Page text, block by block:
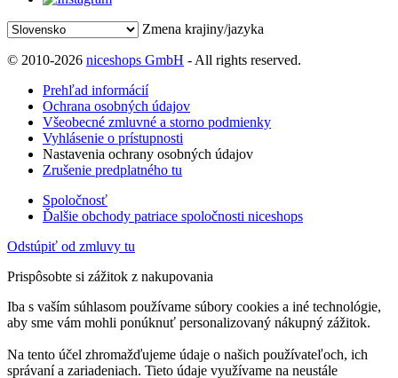
Zmena krajiny/jazyka
© 2010-2026 niceshops GmbH - All rights reserved.
Prehľad informácií
Ochrana osobných údajov
Všeobecné zmluvné a storno podmienky
Vyhlásenie o prístupnosti
Nastavenia ochrany osobných údajov
Zrušenie predplatného tu
Spoločnosť
Ďalšie obchody patriace spoločnosti niceshops
Odstúpiť od zmluvy tu
Prispôsobte si zážitok z nakupovania
Iba s vaším súhlasom používame súbory cookies a iné technológie,
aby sme vám mohli ponúknuť personalizovaný nákupný zážitok.
Na tento účel zhromažďujeme údaje o našich používateľoch, ich
správaní a zariadeniach. Tieto údaje využívame na neustále